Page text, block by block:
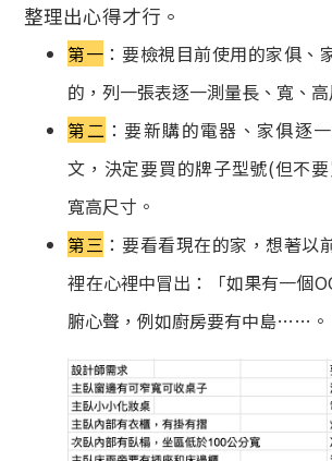
整理出心得才行。
第一 ：要檢視目前使用的家俱、
的，列一張表逐一測量長、寬、高
第二 ：要新購的電器、家俱逐
文，決定要買的牌子型號(但不
寬高尺寸。
第三 ：要看看現在的家，想著以
裡在心裡中冒出：「如果有一個
腑心聲，例如廚房要有中島……。